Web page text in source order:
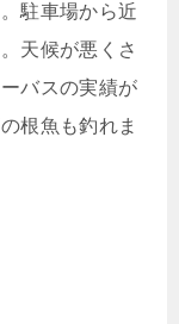
駐車場から近
天候が悪くさ
バスの実績が
根魚も釣れま